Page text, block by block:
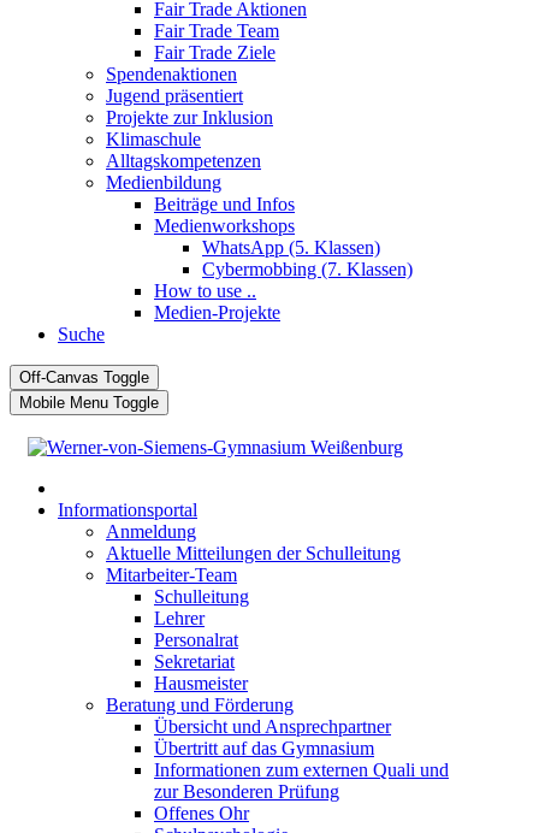
Fair Trade Aktionen
Fair Trade Team
Fair Trade Ziele
Spendenaktionen
Jugend präsentiert
Projekte zur Inklusion
Klimaschule
Alltagskompetenzen
Medienbildung
Beiträge und Infos
Medienworkshops
WhatsApp (5. Klassen)
Cybermobbing (7. Klassen)
How to use ..
Medien-Projekte
Suche
Off-Canvas Toggle
Mobile Menu Toggle
Informationsportal
Anmeldung
Aktuelle Mitteilungen der Schulleitung
Mitarbeiter-Team
Schulleitung
Lehrer
Personalrat
Sekretariat
Hausmeister
Beratung und Förderung
Übersicht und Ansprechpartner
Übertritt auf das Gymnasium
Informationen zum externen Quali und
zur Besonderen Prüfung
Offenes Ohr